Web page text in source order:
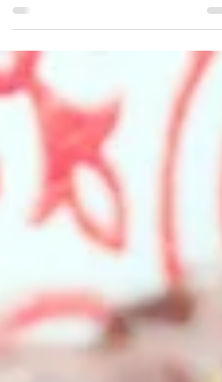
Chocolade bloemkool
smoothie